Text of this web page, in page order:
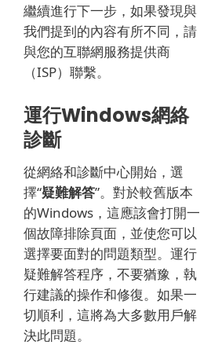
繼續進行下一步，如果發現與
我們提到的內容有所不同，請
與您的互聯網服務提供商
（ISP）聯繫。
運行Windows網絡
診斷
從網絡和診斷中心開始，選
擇“疑難解答”。 對於較舊版本
的Windows，這應該會打開一
個故障排除頁面，並使您可以
選擇要面對的問題類型。 運行
疑難解答程序，不要猶豫，執
行建議的操作和修復。 如果一
切順利，這將為大多數用戶解
決此問題。